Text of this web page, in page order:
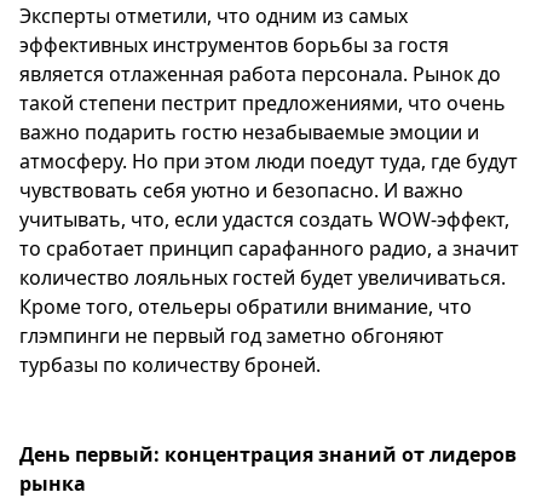
Эксперты отметили, что одним из самых
эффективных инструментов борьбы за гостя
является отлаженная работа персонала. Рынок до
такой степени пестрит предложениями, что очень
важно подарить гостю незабываемые эмоции и
атмосферу. Но при этом люди поедут туда, где будут
чувствовать себя уютно и безопасно. И важно
учитывать, что, если удастся создать WOW-эффект,
то сработает принцип сарафанного радио, а значит
количество лояльных гостей будет увеличиваться.
Кроме того, отельеры обратили внимание, что
глэмпинги не первый год заметно обгоняют
турбазы по количеству броней.
День первый: концентрация знаний от лидеров
рынка